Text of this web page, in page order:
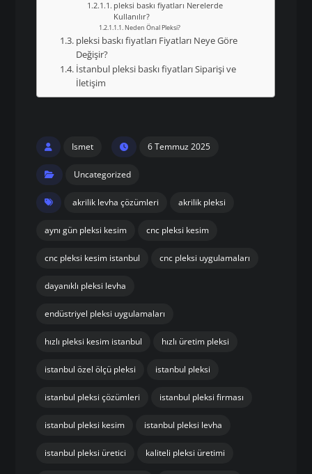
pleksi baskı fiyatları Nerelerde
Kullanılır?
Neden Önal Pleksi?
pleksi baskı fiyatları Fiyatları Neye Göre
Değişir?
İstanbul pleksi baskı fiyatları Siparişi ve
İletişim
Ismet 6 Temmuz 2025
Uncategorized
akrilik levha çözümleri akrilik pleksi
aynı gün pleksi kesim cnc pleksi kesim
cnc pleksi kesim istanbul cnc pleksi uygulamaları
dayanıklı pleksi levha
endüstriyel pleksi uygulamaları
hızlı pleksi kesim istanbul hızlı üretim pleksi
istanbul özel ölçü pleksi istanbul pleksi
istanbul pleksi çözümleri istanbul pleksi firması
istanbul pleksi kesim istanbul pleksi levha
istanbul pleksi üretici kaliteli pleksi üretimi